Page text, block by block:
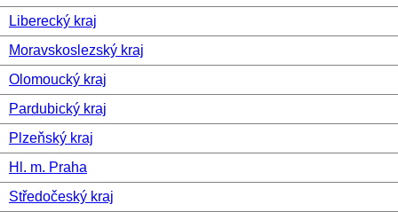
Liberecký kraj
Moravskoslezský kraj
Olomoucký kraj
Pardubický kraj
Plzeňský kraj
Hl. m. Praha
Středočeský kraj